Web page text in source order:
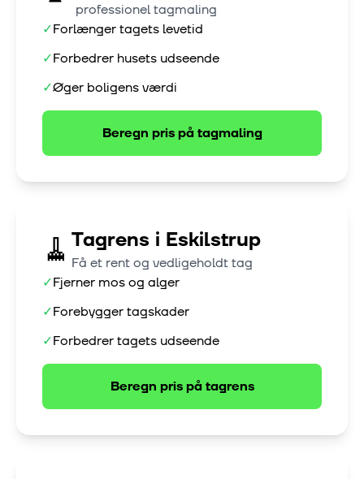
professionel tagmaling
✓Forlænger tagets levetid
✓Forbedrer husets udseende
✓Øger boligens værdi
Beregn pris påtagmaling
🧹 Tagrens i Eskilstrup
Få et rent og vedligeholdt tag
✓Fjerner mos og alger
✓Forebygger tagskader
✓Forbedrer tagets udseende
Beregn pris påtagrens